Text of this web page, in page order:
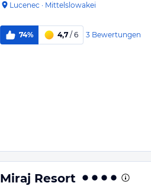
Lucenec · Mittelslowakei
74% 4,7 / 6 3 Bewertungen
Miraj Resort